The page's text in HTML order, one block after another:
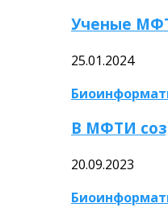
Ученые
25.01.2024
В МФТИ
20.09.2023